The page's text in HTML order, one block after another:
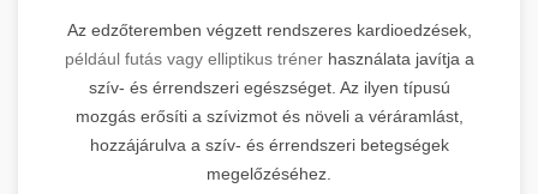
Az edzőteremben végzett rendszeres kardioedzések,
például futás vagy elliptikus trénerhasználata javítja a
szív- és érrendszeri egészséget. Az ilyen típusú
mozgás erősíti a szívizmot és növeli a véráramlást,
hozzájárulva a szív- és érrendszeri betegségek
megelőzéséhez.